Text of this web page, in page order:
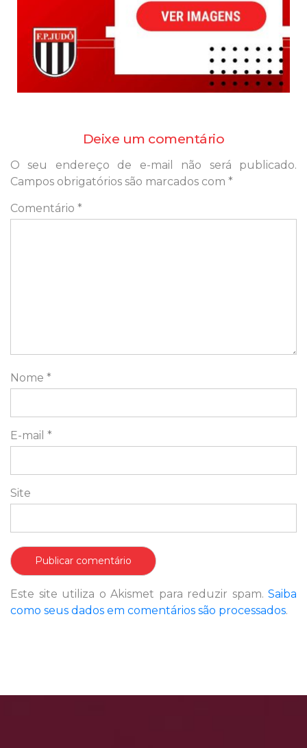
Deixe um comentário
O seu endereço de e-mail não será publicado.
Campos obrigatórios são marcados com *
Comentário *
Nome *
E-mail *
Site
Este site utiliza o Akismet para reduzir spam. Saiba
como seus dados em comentários são processados.